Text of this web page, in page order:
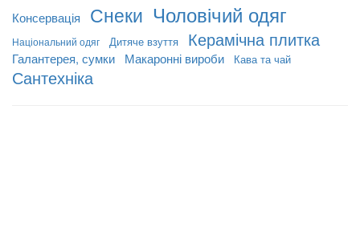
Консервація Снеки Чоловічий одяг
Національний одяг Дитяче взуття Керамічна плитка
Галантерея, сумки Макаронні вироби Кава та чай
Сантехніка